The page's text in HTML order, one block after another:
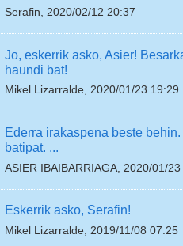
Serafin, 2020/02/12 20:37
Jo, eskerrik asko, Asier!
haundi bat!
Mikel Lizarralde, 2020/01/23 19:29
Ederra irakaspena beste behin.
batipat. ...
ASIER IBAIBARRIAGA, 2020/01/
Eskerrik asko, Serafin!
Mikel Lizarralde, 2019/11/08 07:25